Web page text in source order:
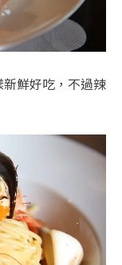
鮮好吃，不過辣